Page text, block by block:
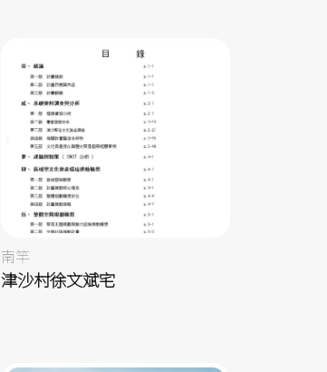
南竿
津沙村徐文斌宅